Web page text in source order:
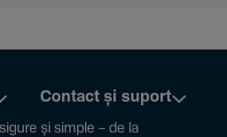
Contact și suport
și simple – de la